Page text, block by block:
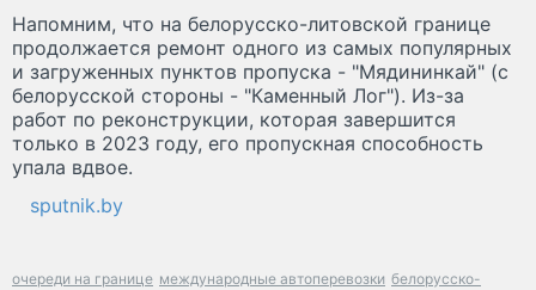
Напомним, что на белорусско-литовской границе
продолжается ремонт одного из самых популярных
и загруженных пунктов пропуска - "Мядининкай" (с
белорусской стороны - "Каменный Лог"). Из-за
работ по реконструкции, которая завершится
только в 2023 году, его пропускная способность
упала вдвое.
sputnik.by
очереди на границе международные автоперевозки белорусско-